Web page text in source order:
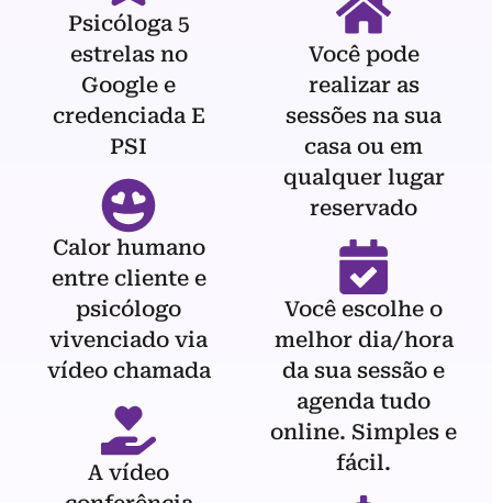
Psicóloga 5
estrelas no
Google e
credenciada E
PSI
Calor humano
entre cliente e
psicólogo
vivenciado via
vídeo chamada
A vídeo
Você pode
realizar as
sessões na sua
casa ou em
qualquer lugar
reservado
Você escolhe o
melhor dia/hora
da sua sessão e
agenda tudo
online. Simples e
fácil.